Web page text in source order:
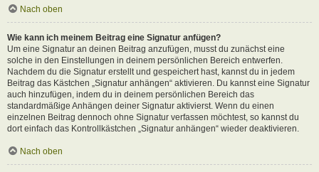
Nach oben
Wie kann ich meinem Beitrag eine Signatur anfügen?
Um eine Signatur an deinen Beitrag anzufügen, musst du zunächst eine
solche in den Einstellungen in deinem persönlichen Bereich entwerfen.
Nachdem du die Signatur erstellt und gespeichert hast, kannst du in jedem
Beitrag das Kästchen „Signatur anhängen“ aktivieren. Du kannst eine Signatur
auch hinzufügen, indem du in deinem persönlichen Bereich das
standardmäßige Anhängen deiner Signatur aktivierst. Wenn du einen
einzelnen Beitrag dennoch ohne Signatur verfassen möchtest, so kannst du
dort einfach das Kontrollkästchen „Signatur anhängen“ wieder deaktivieren.
Nach oben